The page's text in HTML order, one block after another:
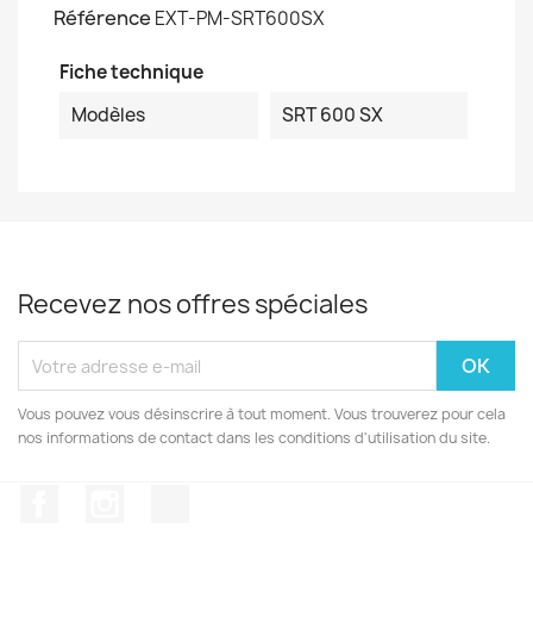
Référence EXT-PM-SRT600SX
Fiche technique
Modèles
SRT 600 SX
Recevez nos offres spéciales
Vous pouvez vous désinscrire à tout moment. Vous trouverez pour cela
nos informations de contact dans les conditions d'utilisation du site.